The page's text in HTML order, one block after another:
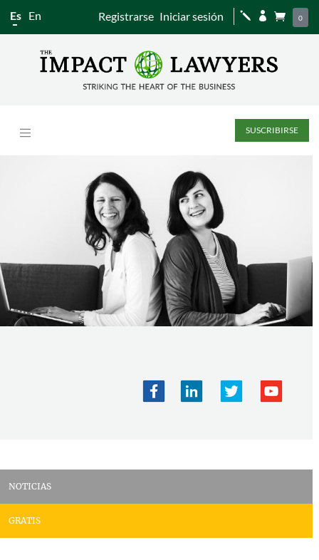
Es En Registrarse Iniciar sesión j   0
SUSCRIBIRSE
NOTICIAS
GRATIS